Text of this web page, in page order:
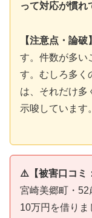
って対応が慣れ
【注意点・論破】
す。件数が多い
す。むしろ多く
は、それだけ多
示唆しています。
⚠️【被害口コミ
宮崎美郷町・
10万円を借り